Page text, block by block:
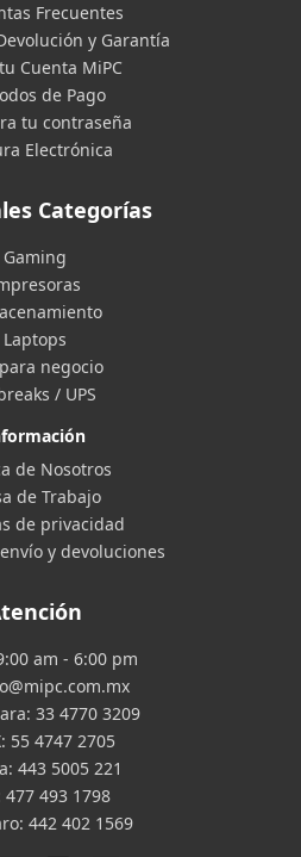
Frecuentes
y Garantía
Cuenta MiPC
de Pago
tu contraseña
Electrónica
Categorías
Gaming
Laptops
negocio
/ UPS
de Nosotros
de Trabajo
de privacidad
y devoluciones
am - 6:00 pm
33 4770 3209
55 4747 2705
443 5005 221
477 493 1798
442 402 1569